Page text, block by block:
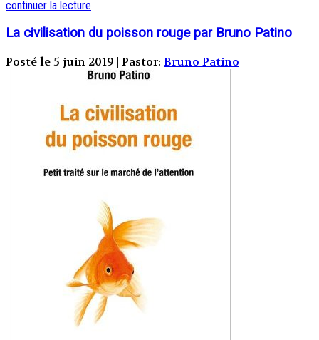
continuer la lecture
La civilisation du poisson rouge par Bruno Patino
Posté le 5 juin 2019 | Pastor: Bruno Patino